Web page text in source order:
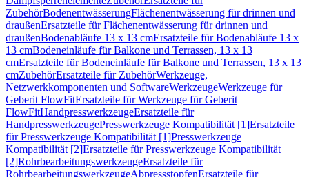
ZubehörBodenentwässerungFlächenentwässerung für drinnen und
draußenErsatzteile für Flächenentwässerung für drinnen und
draußenBodenabläufe 13 x 13 cmErsatzteile für Bodenabläufe 13 x
13 cmBodeneinläufe für Balkone und Terrassen, 13 x 13
cmErsatzteile für Bodeneinläufe für Balkone und Terrassen, 13 x 13
cmZubehörErsatzteile für ZubehörWerkzeuge,
Netzwerkkomponenten und SoftwareWerkzeugeWerkzeuge für
Geberit FlowFitErsatzteile für Werkzeuge für Geberit
FlowFitHandpresswerkzeugeErsatzteile für
HandpresswerkzeugePresswerkzeuge Kompatibilität [1]Ersatzteile
für Presswerkzeuge Kompatibilität [1]Presswerkzeuge
Kompatibilität [2]Ersatzteile für Presswerkzeuge Kompatibilität
[2]RohrbearbeitungswerkzeugeErsatzteile für
RohrbearbeitungswerkzeugeAbpressstopfenErsatzteile für